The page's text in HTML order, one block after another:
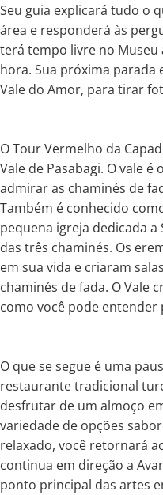
Seu guia explicará tudo o
área e responderá às
terá tempo livre no Museu
hora. Sua próxima
Vale do Amor, para tirar
O Tour Vermelho da
Vale de Pasabagi. O vale
admirar as chaminés de
Também é conhecido
pequena igreja dedicada a
das três chaminés. Os
em sua vida e criaram
chaminés de fada. O Vale
como você pode entender
O que se segue é uma
restaurante tradicional
desfrutar de um almoço
variedade de opções
relaxado, você retornará
continua em direção a
ponto principal das artes